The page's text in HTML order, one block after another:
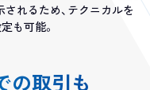
れるため、テクニカルを
も可能。
の取引も